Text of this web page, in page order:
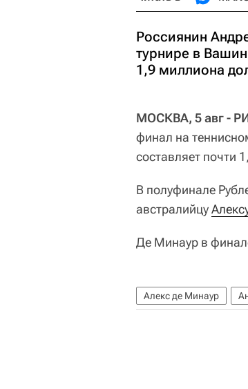
Россиянин
турнире в
1,9 миллиона
МОСКВА, 5 авг -
финал на
составляет почти
В полуфинале
австралийцу
Де Минаур в
Алекс де Минаур